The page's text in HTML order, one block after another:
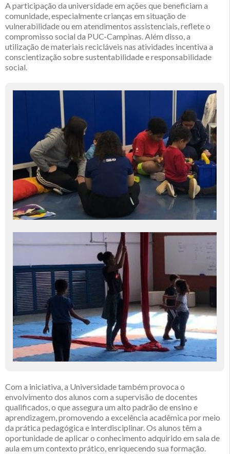
A participação da universidade em ações que beneficiam a
comunidade, especialmente crianças em situação de
vulnerabilidade ou em atendimentos assistenciais, reflete o
compromisso social da PUC-Campinas. Além disso, a
utilização de materiais recicláveis nas atividades incentiva a
conscientização sobre sustentabilidade e responsabilidade
social.
Com a iniciativa, a Universidade também provoca o
envolvimento dos alunos com a supervisão de docentes
qualificados, o que assegura um alto padrão de ensino e
aprendizagem, promovendo a excelência acadêmica por meio
da prática pedagógica e interdisciplinar. Os alunos têm a
oportunidade de aplicar o conhecimento adquirido em sala de
aula em um contexto prático, enriquecendo sua formação.